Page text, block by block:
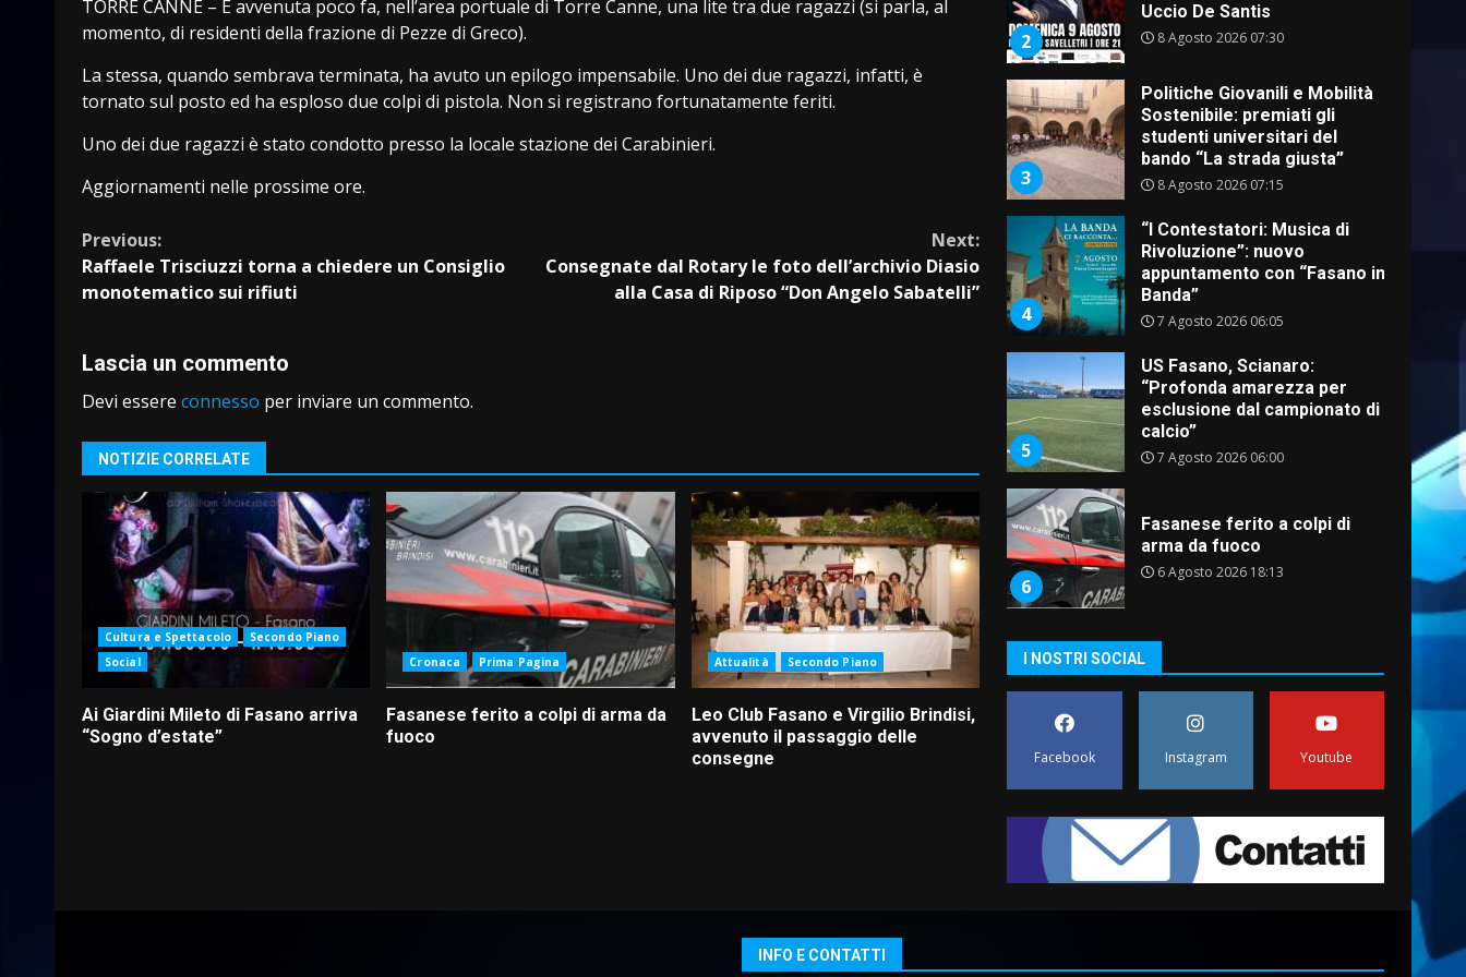
TORRE CANNE – È avvenuta poco fa, nell’area portuale di Torre Canne, una lite tra due ragazzi (si parla, al
momento, di residenti della frazione di Pezze di Greco).
La stessa, quando sembrava terminata, ha avuto un epilogo impensabile. Uno dei due ragazzi, infatti, è
tornato sul posto ed ha esploso due colpi di pistola. Non si registrano fortunatamente feriti.
Uno dei due ragazzi è stato condotto presso la locale stazione dei Carabinieri.
Aggiornamenti nelle prossime ore.
Continue
Reading
Previous:
Raffaele Trisciuzzi torna a chiedere un Consiglio
monotematico sui rifiuti
Next:
Consegnate dal Rotary le foto dell’archivio Diasio
alla Casa di Riposo “Don Angelo Sabatelli”
Lascia un commento
Devi essere connesso per inviare un commento.
NOTIZIE CORRELATE
Cultura e Spettacolo
Secondo Piano
Social
Ai Giardini Mileto di Fasano arriva
“Sogno d’estate”
Cronaca Prima Pagina
Fasanese ferito a colpi di arma da
fuoco
Attualità Secondo Piano
Leo Club Fasano e Virgilio Brindisi,
avvenuto il passaggio delle
consegne
2
Uccio De Santis
8 Agosto 2026 07:30
3
Politiche Giovanili e Mobilità
Sostenibile: premiati gli
studenti universitari del
bando “La strada giusta”
8 Agosto 2026 07:15
4
“I Contestatori: Musica di
Rivoluzione”: nuovo
appuntamento con “Fasano in
Banda”
7 Agosto 2026 06:05
5
US Fasano, Scianaro:
“Profonda amarezza per
esclusione dal campionato di
calcio”
7 Agosto 2026 06:00
6
Fasanese ferito a colpi di
arma da fuoco
6 Agosto 2026 18:13
Carta d’identità: continua il
piano di aperture
6 Agosto 2026 14:16
La Banda Città di Fasano apre
Savelletri
8 Agosto 2026 11:00
Uccio De Santis
I NOSTRI SOCIAL
Facebook Instagram Youtube
INFO E CONTATTI